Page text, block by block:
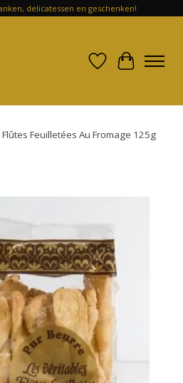
delicatessen en geschenken!
Verlanglijst
Feuilletées Au Fromage 125g
slideshow Items